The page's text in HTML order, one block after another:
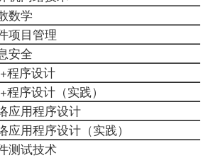
数学
项目管理
安全
程序设计
程序设计（实践）
应用程序设计
应用程序设计（实践）
测试技术